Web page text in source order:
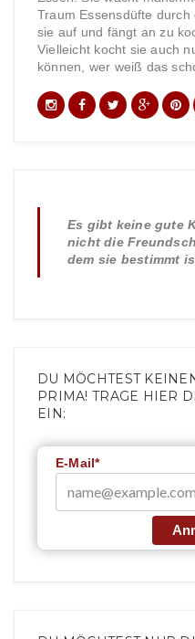
Traum Essensdüfte
sie auf und fängt an zu
Vielleicht kocht sie auch
können, wer weiß das
Es gibt keine gute
nicht die
dem sie bestimmt
DU MÖCHTEST
PRIMA! TRAGE HIER
EIN:
E-Mail*